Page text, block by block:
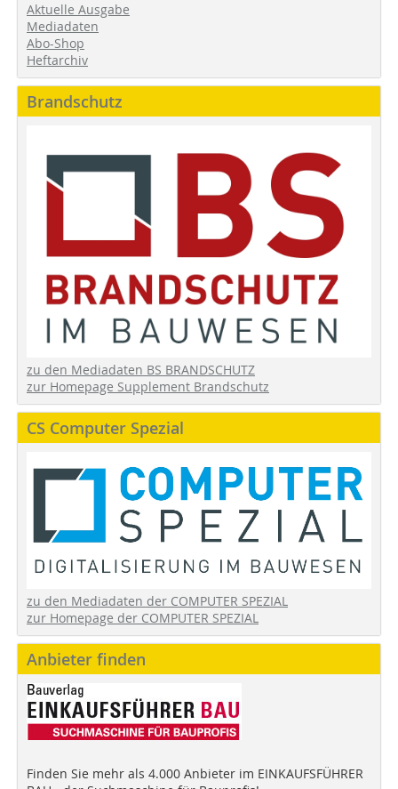
Aktuelle Ausgabe
Mediadaten
Abo-Shop
Heftarchiv
Brandschutz
zu den Mediadaten BS BRANDSCHUTZ
zur Homepage Supplement Brandschutz
CS Computer Spezial
zu den Mediadaten der COMPUTER SPEZIAL
zur Homepage der COMPUTER SPEZIAL
Anbieter finden
Finden Sie mehr als 4.000 Anbieter im EINKAUFSFÜHRER